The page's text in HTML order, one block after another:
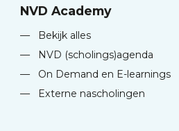
NVD Academy
—
Bekijk alles
—
NVD (scholings)agenda
—
On Demand en E-learnings
—
Externe nascholingen